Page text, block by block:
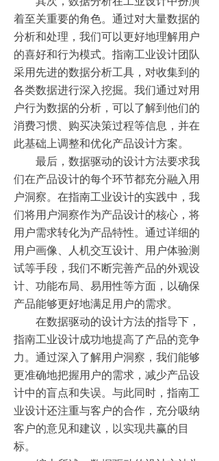
着至关重要的角色。通过对大量数据的
分析和处理，我们可以更好地理解用户
的喜好和行为模式。指南工业设计团队
采用先进的数据分析工具，对收集到的
各类数据进行深入挖掘。我们通过对用
户行为数据的分析，可以了解到他们的
消费习惯、购买决策过程等信息，并在
此基础上调整和优化产品设计方案。
最后，数据驱动的设计方法要求我
们在产品设计的每个环节都充分融入用
户洞察。在指南工业设计的实践中，我
们将用户洞察作为产品设计的核心，将
用户需求转化为产品特性。通过详细的
用户画像、人机交互设计、用户体验测
试等手段，我们不断完善产品的外观设
计、功能布局、易用性等方面，以确保
产品能够更好地满足用户的需求。
在数据驱动的设计方法的指导下，
指南工业设计成功地提高了产品的竞争
力。通过深入了解用户洞察，我们能够
更准确地把握用户的需求，减少产品设
计中的盲点和失误。与此同时，指南工
业设计还注重与客户的合作，充分吸纳
客户的意见和建议，以实现共赢的目
标。